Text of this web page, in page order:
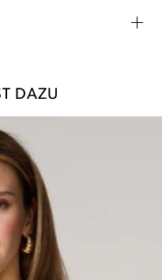
DAZU